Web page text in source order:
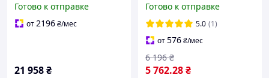
(т.х)
Готово к отправке
от2196₴/мес
21 958₴
Готово к отправке
5.0 (1)
от576₴/мес
5 762.28₴
6 196 ₴